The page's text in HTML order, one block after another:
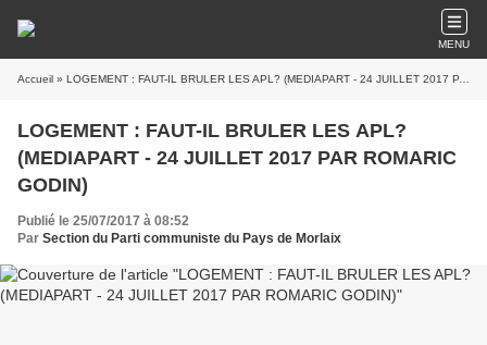
MENU
Accueil » LOGEMENT : FAUT-IL BRULER LES APL? (MEDIAPART - 24 JUILLET 2017 PAR ROMARIC GODIN)
LOGEMENT : FAUT-IL BRULER LES APL?
(MEDIAPART - 24 JUILLET 2017 PAR ROMARIC
GODIN)
Publié le 25/07/2017 à 08:52
Par Section du Parti communiste du Pays de Morlaix